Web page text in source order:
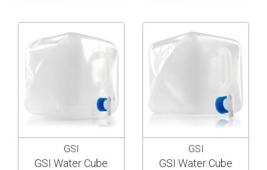
GSI
GSI Water Cube
GSI
GSI Water Cube